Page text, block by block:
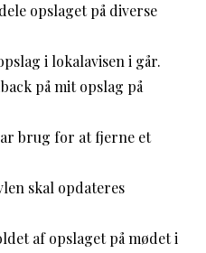
opslaget på diverse
i lokalavisen i går.
på mit opslag på
brug for at fjerne et
skal opdateres
af opslaget på mødet i